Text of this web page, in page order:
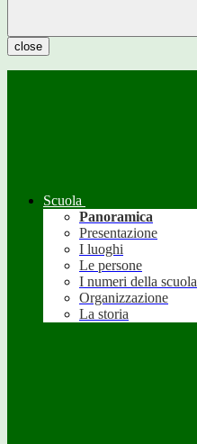
close
Scuola
Panoramica
Presentazione
I luoghi
Le persone
I numeri della scuola
Organizzazione
La storia